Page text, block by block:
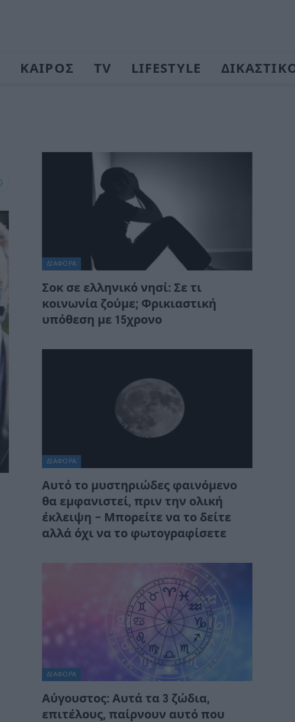
ΚΑΙΡΟΣ TV LIFESTYLE
ΔΙΆΦΟΡΑ
Σοκ σε ελληνικό νησί: Σε τι
κοινωνία ζούμε; Φρικιαστική
υπόθεση με 15χρονο
ΔΙΆΦΟΡΑ
Αυτό το μυστηριώδες φαινόμενο
θα εμφανιστεί, πριν την ολική
έκλειψη – Μπορείτε να το δείτε
αλλά όχι να το φωτογραφίσετε
ΔΙΆΦΟΡΑ
Αύγουστος: Αυτά τα 3 ζώδια,
επιτέλους, παίρνουν αυτό που